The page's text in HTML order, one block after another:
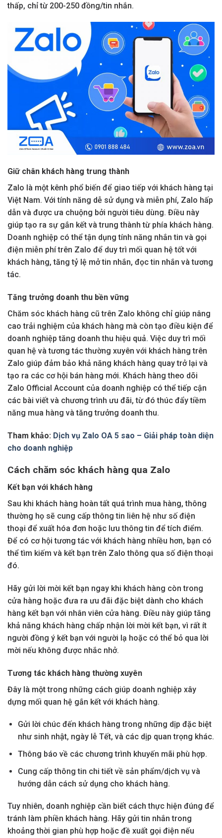
thấp, chỉ từ 200-250 đồng/tin nhắn.
Giữ chân khách hàng trung thành
Zalo là một kênh phổ biến để giao tiếp với khách hàng tại
Việt Nam. Với tính năng dễ sử dụng và miễn phí, Zalo hấp
dẫn và được ưa chuộng bởi người tiêu dùng. Điều này
giúp tạo ra sự gắn kết và trung thành từ phía khách hàng.
Doanh nghiệp có thể tận dụng tính năng nhắn tin và gọi
điện miễn phí trên Zalo để duy trì mối quan hệ tốt với
khách hàng, tăng tỷ lệ mở tin nhắn, đọc tin nhắn và tương
tác.
Tăng trưởng doanh thu bền vững
Chăm sóc khách hàng cũ trên Zalo không chỉ giúp nâng
cao trải nghiệm của khách hàng mà còn tạo điều kiện để
doanh nghiệp tăng doanh thu hiệu quả. Việc duy trì mối
quan hệ và tương tác thường xuyên với khách hàng trên
Zalo giúp đảm bảo khả năng khách hàng quay trở lại và
tạo ra các cơ hội bán hàng mới. Khách hàng theo dõi
Zalo Official Account của doanh nghiệp có thể tiếp cận
các bài viết và chương trình ưu đãi, từ đó thúc đẩy tiềm
năng mua hàng và tăng trưởng doanh thu.
Tham khảo: Dịch vụ Zalo OA 5 sao – Giải pháp toàn diện
cho doanh nghiệp
Cách chăm sóc khách hàng qua Zalo
Kết bạn với khách hàng
Sau khi khách hàng hoàn tất quá trình mua hàng, thông
thường họ sẽ cung cấp thông tin liên hệ như số điện
thoại để xuất hóa đơn hoặc lưu thông tin để tích điểm.
Để có cơ hội tương tác với khách hàng nhiều hơn, bạn có
thể tìm kiếm và kết bạn trên Zalo thông qua số điện thoại
đó.
Hãy gửi lời mời kết bạn ngay khi khách hàng còn trong
cửa hàng hoặc đưa ra ưu đãi đặc biệt dành cho khách
hàng kết bạn với nhân viên cửa hàng. Điều này giúp tăng
khả năng khách hàng chấp nhận lời mời kết bạn, vì rất ít
người đồng ý kết bạn với người lạ hoặc có thể bỏ qua lời
mời nếu không được nhắc nhở.
Tương tác khách hàng thường xuyên
Đây là một trong những cách giúp doanh nghiệp xây
dựng mối quan hệ gắn kết với khách hàng.
Gửi lời chúc đến khách hàng trong những dịp đặc biệt
như sinh nhật, ngày lễ Tết, và các dịp quan trọng khác.
Thông báo về các chương trình khuyến mãi phù hợp.
Cung cấp thông tin chi tiết về sản phẩm/dịch vụ và
hướng dẫn cách sử dụng cho khách hàng.
Tuy nhiên, doanh nghiệp cần biết cách thực hiện đúng để
tránh làm phiền khách hàng. Hãy gửi tin nhắn trong
khoảng thời gian phù hợp hoặc đề xuất gọi điện nếu